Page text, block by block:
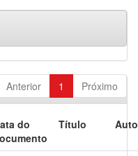
Anterior 1 Próximo
do
Título